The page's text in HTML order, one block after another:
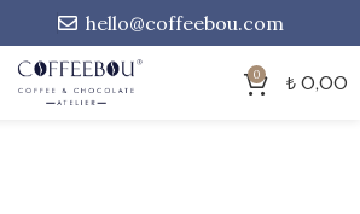
hello@coffeebou.com
0 ₺ 0,00